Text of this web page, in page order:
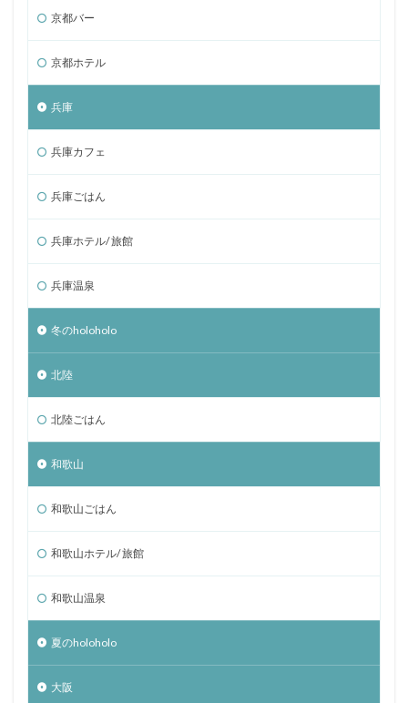
京都バー
京都ホテル
兵庫
兵庫カフェ
兵庫ごはん
兵庫ホテル/ 旅館
兵庫温泉
冬のholoholo
北陸
北陸ごはん
和歌山
和歌山ごはん
和歌山ホテル/ 旅館
和歌山温泉
夏のholoholo
大阪